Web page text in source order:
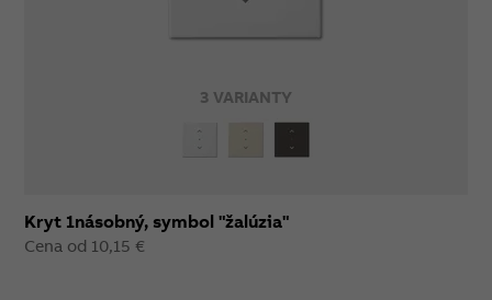
3 VARIANTY
Kryt 1násobný, symbol "žalúzia"
Cena od 10,15 €